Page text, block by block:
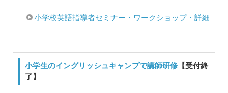
小学校英語指導者セミナー・ワークショップ・詳細
小学生のイングリッシュキャンプで講師研修 【受付終
了】